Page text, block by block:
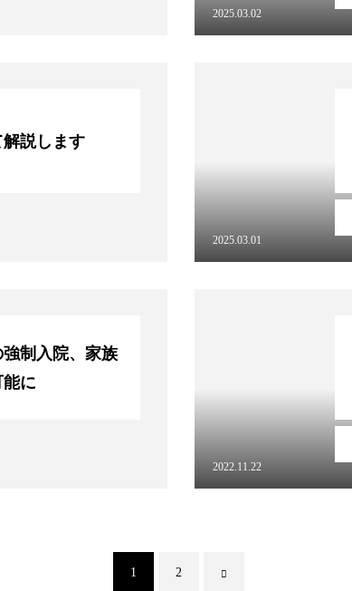
2025.03.02
説します
2025.03.01
強制入院、家族
に
2022.11.22
1 2